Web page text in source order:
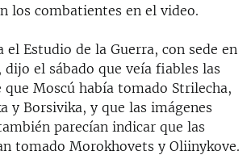
los combatientes en el video.
Estudio de la Guerra, con sede en
dijo el sábado que veía fiables las
Moscú había tomado Strilecha,
y Borsivika, y que las imágenes
parecían indicar que las
tomado Morokhovets y Oliinykove.